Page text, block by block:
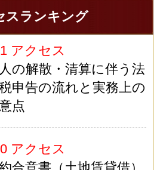
スランキング
アクセス
の解散・清算に伴う法
申告の流れと実務上の
点
アクセス